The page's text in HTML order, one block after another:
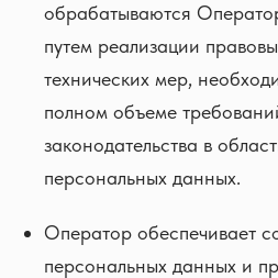
обрабатываются
путем реализации
технических мер,
полном объеме
законодательства в
персональных данных.
Оператор обеспечивает
персональных данных и